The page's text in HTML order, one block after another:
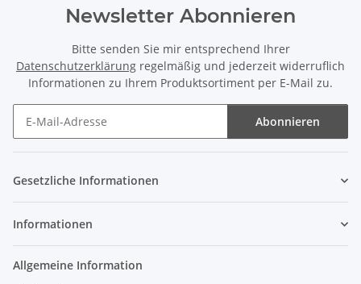
Newsletter Abonnieren
Bitte senden Sie mir entsprechend Ihrer
Datenschutzerklärung regelmäßig und jederzeit widerruflich
Informationen zu Ihrem Produktsortiment per E-Mail zu.
Abonnieren
Gesetzliche Informationen
Informationen
Allgemeine Information